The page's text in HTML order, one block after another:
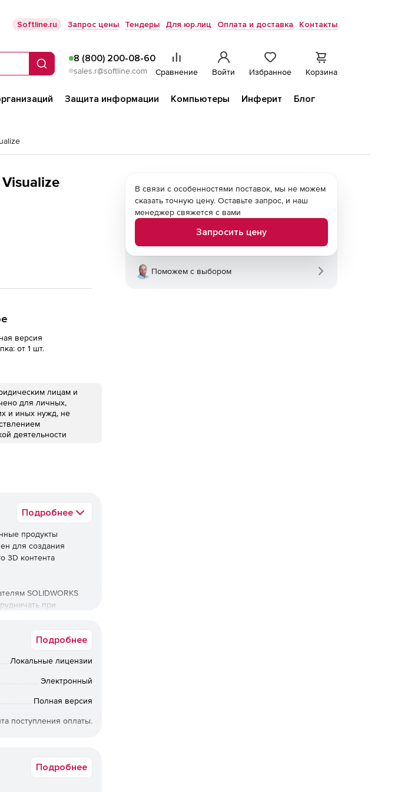
Softline.ru Запрос цены Тендеры Для юр.лиц Оплата и доставка Контакты
Поиск
8 (800) 200-08-60
sales.r@softline.com Сравнение Войти Избранное Корзина
Защита информации Компьютеры Инферит
Блог
Visualize
версия
от 1 шт.
лицам и
для личных,
и иных нужд, не
деятельности
Подробнее
продукты
для создания
3D контента
SOLIDWORKS
при
моделирования
Подробнее
Локальные лицензии
Электронный
Полная версия
поступления оплаты.
Подробнее
В связи с особенностями поставок, мы не можем
сказать точную цену. Оставьте запрос, и наш
менеджер свяжется с вами
Запросить цену
Поможем с выбором